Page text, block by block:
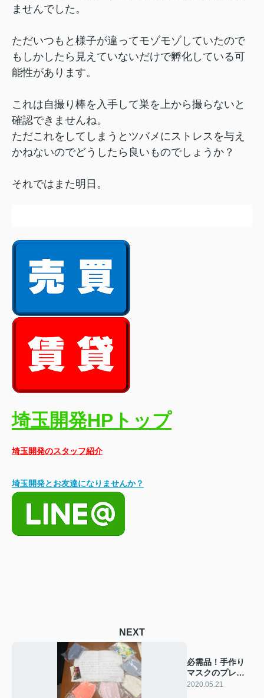
ませんでした。
ただいつもと様子が違ってモゾモゾしていたので
もしかしたら見えていないだけで孵化している可
能性があります。
これは自撮り棒を入手して巣を上から撮らないと
確認できませんね。
ただこれをしてしまうとツバメにストレスを与え
かねないのでどうしたら良いものでしょうか？
それではまた明日。
埼玉開発HPトップ
埼玉開発のスタッフ紹介
埼玉開発とお友達になりませんか？
NEXT
必需品！手作り
マスクのプレゼ
ント♡
2020.05.21